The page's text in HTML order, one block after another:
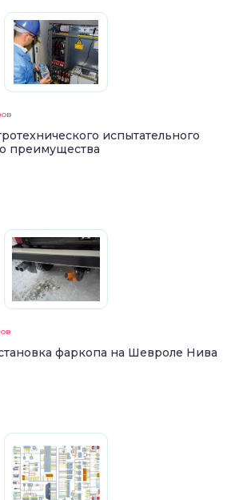
испытательного
преимущества
фаркопа на Шевроле Нива